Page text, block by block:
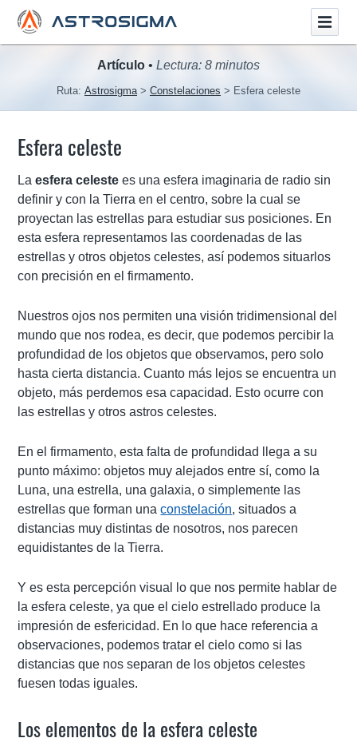
Artículo • Lectura: 8 minutos
Ruta: Astrosigma Constelaciones Esfera celeste
Esfera celeste
Laesfera celeste es una esfera imaginaria de radio sin
definir y con la Tierra en el centro, sobre la cual se
proyectan las estrellas para estudiar sus posiciones. En
esta esfera representamos las coordenadas de las
estrellas y otros objetos celestes, así podemos situarlos
con precisión en el firmamento.
Nuestros ojos nos permiten una visión tridimensional del
mundo que nos rodea, es decir, que podemos percibir la
profundidad de los objetos que observamos, pero solo
hasta cierta distancia. Cuanto más lejos se encuentra un
objeto, más perdemos esa capacidad. Esto ocurre con
las estrellas y otros astros celestes.
En el firmamento, esta falta de profundidad llega a su
punto máximo: objetos muy alejados entre sí, como la
Luna, una estrella, una galaxia, o simplemente las
estrellas que forman unaconstelación, situados a
distancias muy distintas de nosotros, nos parecen
equidistantes de la Tierra.
Y es esta percepción visual lo que nos permite hablar de
la esfera celeste, ya que el cielo estrellado produce la
impresión de esfericidad. En lo que hace referencia a
observaciones, podemos tratar el cielo como si las
distancias que nos separan de los objetos celestes
fuesen todas iguales.
Los elementos de la esfera celeste